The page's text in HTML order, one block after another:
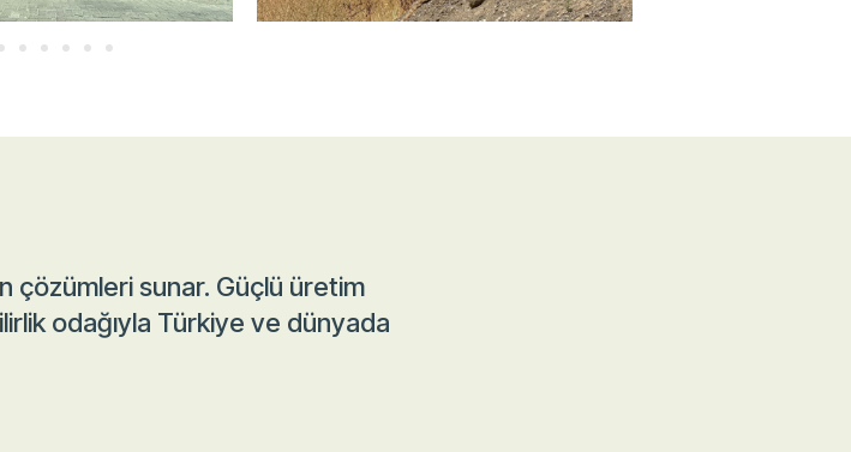
sunar. Güçlü üretim
odağıyla Türkiye ve dünyada